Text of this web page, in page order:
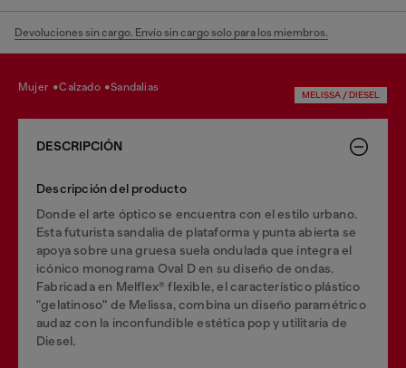
Devoluciones sin cargo. Envío sin cargo solo para los miembros.
mujer calzado sandalias
MELISSA / DIESEL
DESCRIPCIÓN
Descripción del producto
Donde el arte óptico se encuentra con el estilo urbano.
Esta futurista sandalia de plataforma y punta abierta se
apoya sobre una gruesa suela ondulada que integra el
icónico monograma Oval D en su diseño de ondas.
Fabricada en Melflex® flexible, el característico plástico
"gelatinoso" de Melissa, combina un diseño paramétrico
audaz con la inconfundible estética pop y utilitaria de
Diesel.